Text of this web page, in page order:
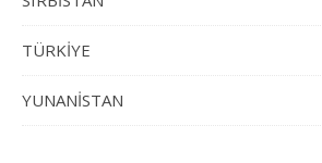
TÜRKİYE
YUNANİSTAN